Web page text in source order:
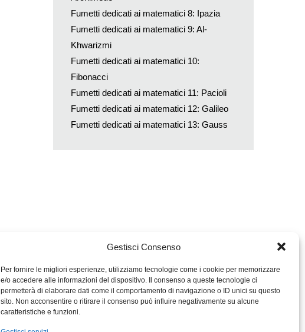
Gestisci Consenso
Per fornire le migliori esperienze, utilizziamo tecnologie come i cookie per memorizzare
e/o accedere alle informazioni del dispositivo. Il consenso a queste tecnologie ci
permetterà di elaborare dati come il comportamento di navigazione o ID unici su questo
sito. Non acconsentire o ritirare il consenso può influire negativamente su alcune
caratteristiche e funzioni.
Fumetti dedicati ai matematici 8: Ipazia
Fumetti dedicati ai matematici 9: Al-
Khwarizmi
Fumetti dedicati ai matematici 10:
Fibonacci
Fumetti dedicati ai matematici 11: Pacioli
Fumetti dedicati ai matematici 12: Galileo
Fumetti dedicati ai matematici 13: Gauss
MIGROS TICINO